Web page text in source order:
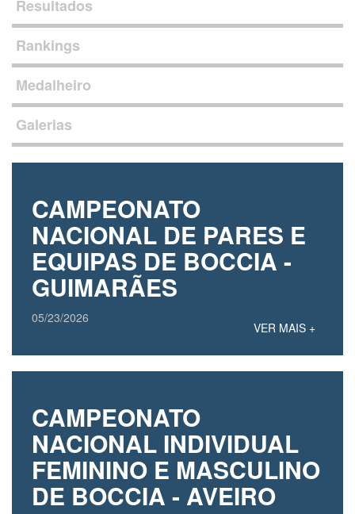
Resultados
Rankings
Medalheiro
Galerias
CAMPEONATO
NACIONAL DE PARES E
EQUIPAS DE BOCCIA -
GUIMARÃES
05/23/2026
VER MAIS +
CAMPEONATO
NACIONAL INDIVIDUAL
FEMININO E MASCULINO
DE BOCCIA - AVEIRO